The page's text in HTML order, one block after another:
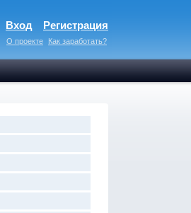
Вход Регистрация
О проекте Как заработать?